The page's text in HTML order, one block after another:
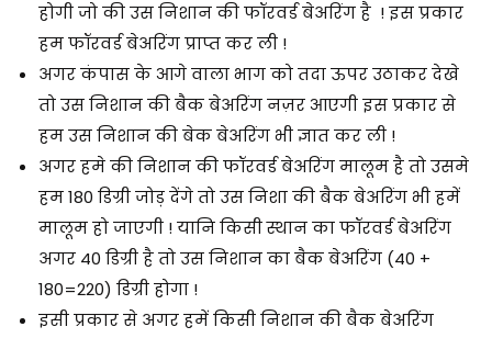
होगी जो की उस निशान की फॉरवर्ड बेअरिंग है ! इस प्रकार
हम फॉरवर्ड बेअरिंग प्राप्त कर ली !
अगर कंपास के आगे वाला भाग को तदा ऊपर उठाकर देखे
तो उस निशान की बैक बेअरिंग नज़र आएगी इस प्रकार से
हम उस निशान की बेक बेअरिंग भी ज्ञात कर ली !
अगर हमे की निशान की फॉरवर्ड बेअरिंग मालूम है तो उसमे
हम 180 डिग्री जोड़ देंगे तो उस निशा की बैक बेअरिंग भी हमें
मालूम हो जाएगी ! यानि किसी स्थान का फॉरवर्ड बेअरिंग
अगर 40 डिग्री है तो उस निशान का बैक बेअरिंग (40 +
180=220) डिग्री होगा !
इसी प्रकार से अगर हमें किसी निशान की बैक बेअरिंग